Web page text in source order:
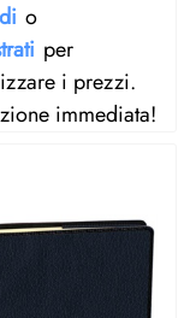
o
per
i prezzi.
immediata!